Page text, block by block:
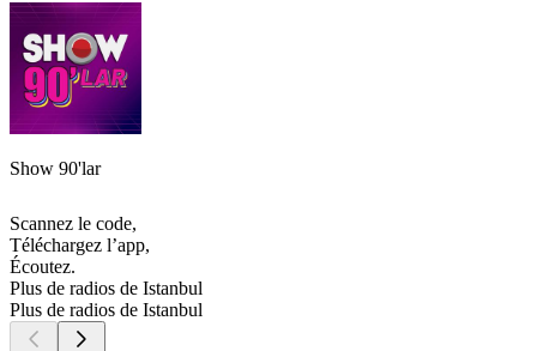
Show 90'lar
Scannez le code,
Téléchargez l’app,
Écoutez.
Plus de radios de Istanbul
Plus de radios de Istanbul